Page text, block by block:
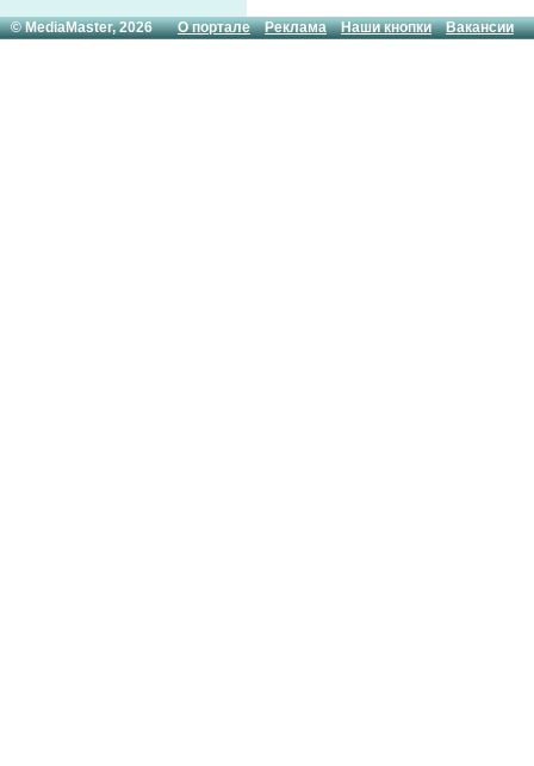
© MediaMaster, 2026О портале Реклама Наши кнопки Вакансии